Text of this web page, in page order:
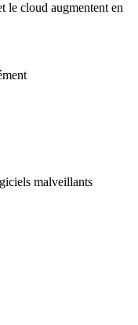
le cloud augmentent en
malveillants